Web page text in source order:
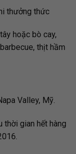
thưởng thức
hoặc bò cay,
thịt hầm
Valley, Mỹ.
thời gian hết hàng